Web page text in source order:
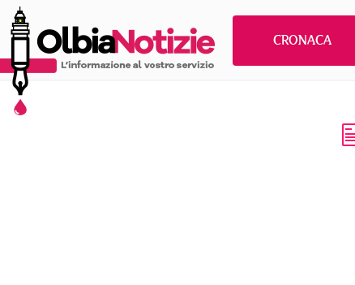
CRONACA